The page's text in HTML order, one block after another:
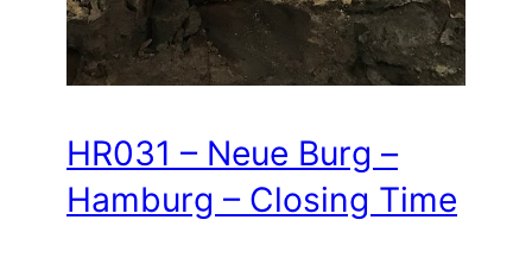
HR031 – Neue Burg –
Hamburg – Closing Time